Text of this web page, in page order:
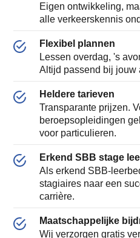
Eigen ontwikkeling,
alle verkeerskennis
Flexibel plannen
Lessen overdag, 's
Altijd passend bij jouw
Heldere tarieven
Transparante prijzen.
beroepsopleidingen
voor particulieren.
Erkend SBB stage
Als erkend SBB-
stagiaires naar een
carrière.
Maatschappelijke
Wij verzorgen gratis